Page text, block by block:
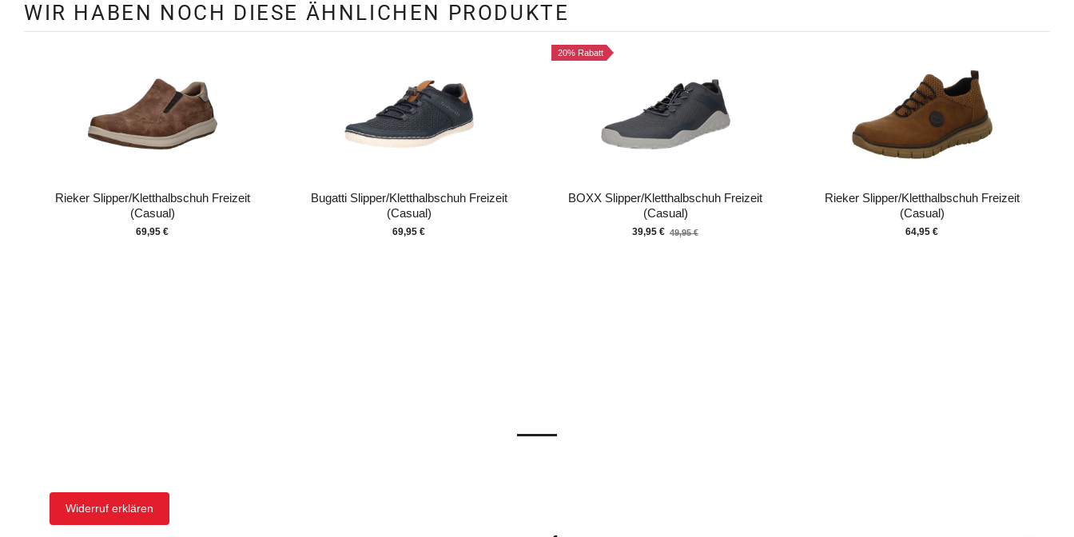
WIR HABEN NOCH DIESE ÄHNLICHEN PRODUKTE
Rieker Slipper/Kletthalbschuh Freizeit
(Casual)
69,95 €
Bugatti Slipper/Kletthalbschuh Freizeit
(Casual)
69,95 €
20% Rabatt
BOXX Slipper/Kletthalbschuh Freizeit
(Casual)
39,95 €Old
49,95 €
Rieker Slipper/Kletthalbschuh Freizeit
(Casual)
64,95 €
Widerruf erklären